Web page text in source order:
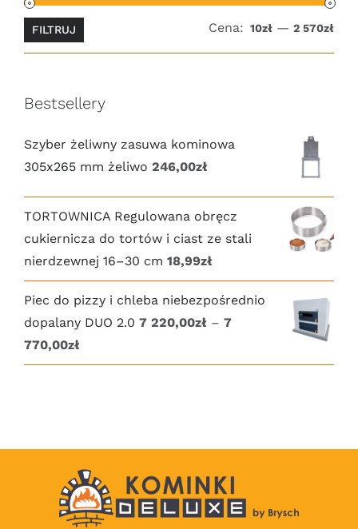
min
FILTRUJ Cena: 10zł — 2 570zł
Bestsellery
Szyber żeliwny zasuwa kominowa
305x265 mm żeliwo 246,00zł
TORTOWNICA Regulowana obręcz
cukiernicza do tortów i ciast ze stali
nierdzewnej 16–30 cm 18,99zł
Piec do pizzy i chleba niebezpośrednio
dopalany DUO 2.0 7 220,00zł – 7
770,00zł
cen:
7
770,00zł